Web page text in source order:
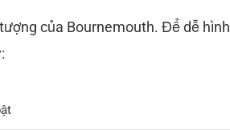
của Bournemouth. Để dễ hình